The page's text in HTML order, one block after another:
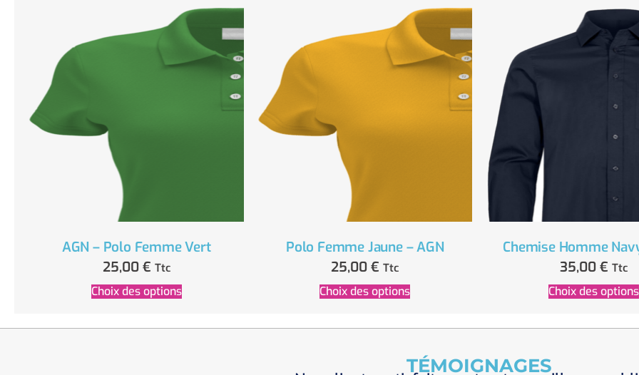
AGN – Polo Femme Vert
25,00 € Ttc
Choix des options
Polo Femme Jaune – AGN
25,00€ Ttc
Choix des options
Chemise Homme
35,00 € Ttc
Choix des options
TÉMOIGNAGES